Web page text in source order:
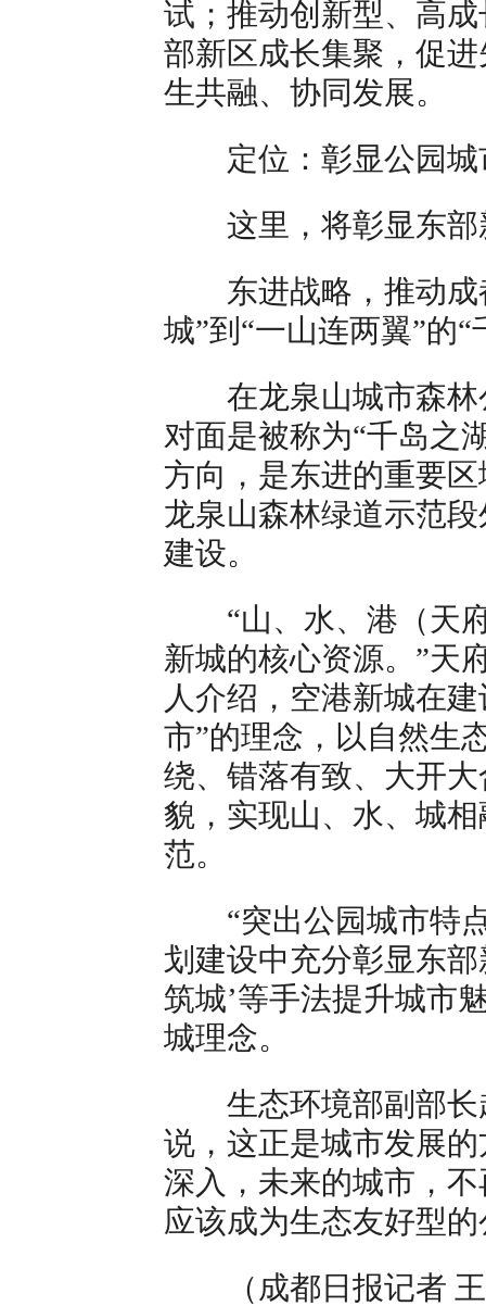
试；推动创新型、高
部新区成长集聚，促
生共融、协同发展。
定位：彰显公园城
这里，将彰显东部
东进战略，推动成
城”到“一山连两翼”的“
在龙泉山城市森林
对面是被称为“千岛之
方向，是东进的重要
龙泉山森林绿道示范
建设。
“山、水、港（天府
新城的核心资源。”天
人介绍，空港新城在
市”的理念，以自然生
绕、错落有致、大开
貌，实现山、水、城
范。
“突出公园城市特点
划建设中充分彰显东
筑城’等手法提升城市
城理念。
生态环境部副部长
说，这正是城市发展
深入，未来的城市，
应该成为生态友好型
（成都日报记者 王